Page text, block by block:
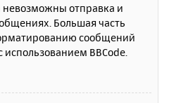
отправка и
Большая часть
сообщений
BBCode.